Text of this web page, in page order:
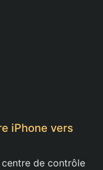
iPhone vers
de contrôle